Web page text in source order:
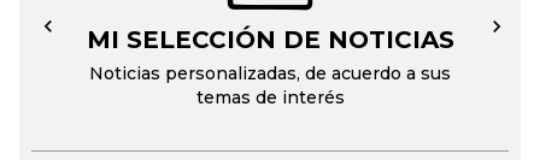
MI SELECCIÓN DE NOTICIAS
Noticias personalizadas, de acuerdo a sus
temas de interés
← →